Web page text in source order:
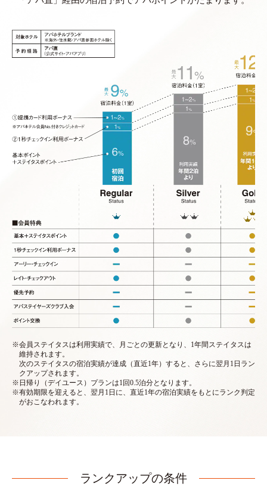
※会員ステイタスは利用実績で、月ごとの更新となり、1年間ステイタスは
維持されます。
次のステイタスの宿泊実績が達成（直近1年）すると、さらに翌月1日ラン
クアップされます。
※日帰り（デイユース）プランは1回0.5泊分となります。
※有効期限を迎えると、翌月1日に、直近1年の宿泊実績をもとにランク判定
がおこなわれます。
ランクアップの条件